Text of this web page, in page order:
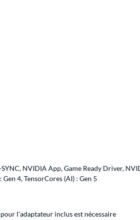
NVIDIA App, Game Ready Driver,
4, TensorCores (AI) : Gen 5
l’adaptateur inclus est nécessaire